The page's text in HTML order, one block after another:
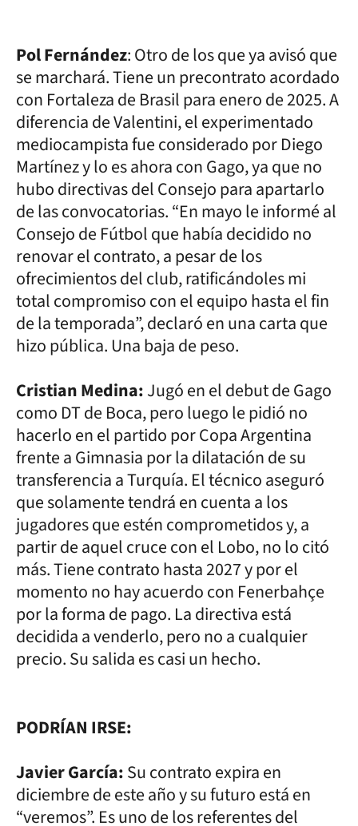
Pol Fernández: Otro de los que ya avisó que
se marchará. Tiene un precontrato acordado
con Fortaleza de Brasil para enero de 2025. A
diferencia de Valentini, el experimentado
mediocampista fue considerado por Diego
Martínez y lo es ahora con Gago, ya que no
hubo directivas del Consejo para apartarlo
de las convocatorias. “En mayo le informé al
Consejo de Fútbol que había decidido no
renovar el contrato, a pesar de los
ofrecimientos del club, ratificándoles mi
total compromiso con el equipo hasta el fin
de la temporada”, declaró en una carta que
hizo pública. Una baja de peso.
Cristian Medina:Jugó en el debut de Gago
como DT de Boca, pero luego le pidió no
hacerlo en el partido por Copa Argentina
frente a Gimnasia por la dilatación de su
transferencia a Turquía. El técnico aseguró
que solamente tendrá en cuenta a los
jugadores que estén comprometidos y, a
partir de aquel cruce con el Lobo, no lo citó
más. Tiene contrato hasta 2027 y por el
momento no hay acuerdo con Fenerbahçe
por la forma de pago. La directiva está
decidida a venderlo, pero no a cualquier
precio. Su salida es casi un hecho.
PODRÍAN IRSE:
Javier García:Su contrato expira en
diciembre de este año y su futuro está en
“veremos”. Es uno de los referentes del